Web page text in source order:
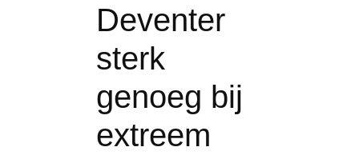
Deventer
sterk
genoeg bij
extreem